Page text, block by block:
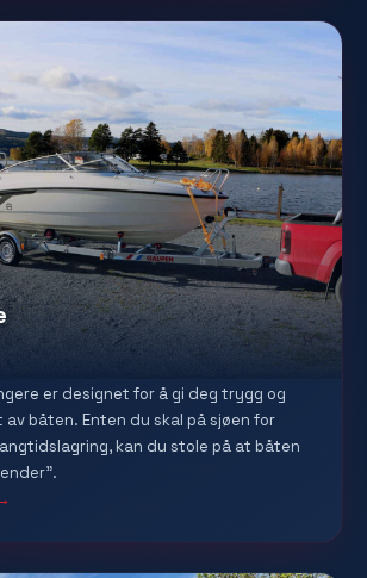
er designet for å gi deg trygg og
båten. Enten du skal på sjøen for
kan du stole på at båten